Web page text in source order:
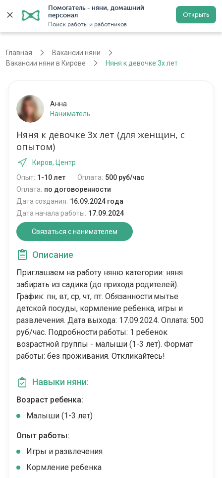
Помогатель - няни, домашний
персонал
Поиск работы и работников
Открыть
Регистрация
Главная
Вакансии няни
Вакансии няни в Кирове
Няня к девочке 3х лет
Анна
Наниматель
Няня к девочке 3х лет (для женщин, с
опытом)
Киров, Центр
Опыт: 1-10 лет Оплата: 500 руб/час
Оплата: по договоренности
Дата создания: 16.09.2024 года
Дата начала работы: 17.09.2024
Связаться с нанимателем
Описание
Приглашаем на работу няню категории: няня
забирать из садика (до прихода родителей).
График: пн, вт, ср, чт, пт. Обязанности:мытье
детской посуды, кормление ребенка, игры и
развлечения. Дата выхода: 17.09.2024. Оплата: 500
руб/час. Подробности работы: 1 ребенок
возрастной группы - малыши (1-3 лет). Формат
работы: без проживания. Откликайтесь!
Навыки няни:
Возраст ребенка:
Малыши (1-3 лет)
Опыт работы:
Игры и развлечения
Кормление ребенка